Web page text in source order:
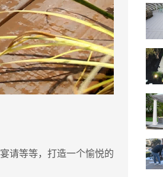
请等等，打造一个愉悦的